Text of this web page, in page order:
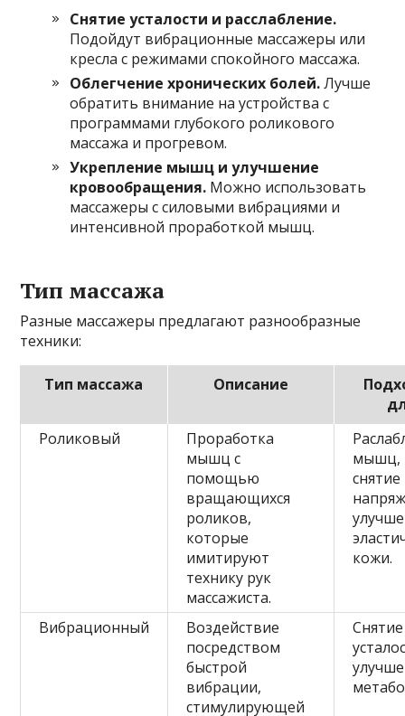
Снятие усталости и расслабление.
Подойдут вибрационные массажеры или
кресла с режимами спокойного массажа.
Облегчение хронических болей.Лучше
обратить внимание на устройства с
программами глубокого роликового
массажа и прогревом.
Укрепление мышц и улучшение
кровообращения. Можно использовать
массажеры с силовыми вибрациями и
интенсивной проработкой мышц.
Тип массажа
Разные массажеры предлагают разнообразные
техники:
Тип массажа Описание
Роликовый
Проработка
мышц с
помощью
вращающихся
роликов,
которые
имитируют
технику рук
массажиста.
мышц,
снятие
кожи.
Вибрационный
Воздействие
посредством
быстрой
вибрации,
стимулирующей
Снятие